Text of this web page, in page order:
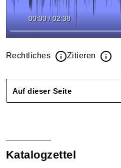
00:00 / 02:38
Rechtliches Zitieren
Auf dieser Seite
Katalogzettel